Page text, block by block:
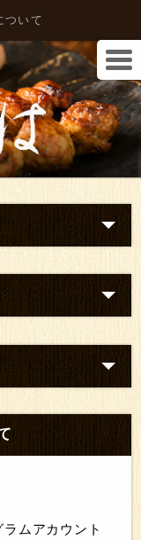
ついて
ラムアカウント